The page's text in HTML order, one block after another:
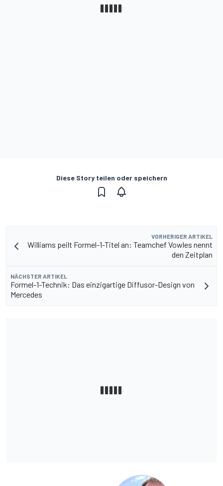
Diese Story teilen oder speichern
VORHERIGER ARTIKEL
Williams peilt Formel-1-Titel an: Teamchef Vowles nennt
den Zeitplan
NÄCHSTER ARTIKEL
Formel-1-Technik: Das einzigartige Diffusor-Design von
Mercedes